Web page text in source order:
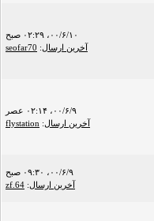
۰۰/۶/۱۰، ۰۲:۲۹ صبح
آخرین ارسال:
seofar70
۰۰/۶/۹، ۰۲:۱۴ عصر
آخرین ارسال:
flystation
۰۰/۶/۹، ۰۹:۳۰ صبح
آخرین ارسال:
zf.64